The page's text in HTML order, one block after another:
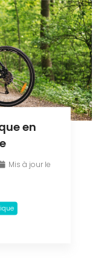
en
Mis à jour le